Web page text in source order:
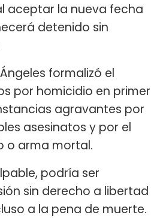
aceptar la nueva fecha
detenido sin
formalizó el
por homicidio en primer
agravantes por
asesinatos y por el
o arma mortal.
podría ser
sin derecho a libertad
a la pena de muerte.